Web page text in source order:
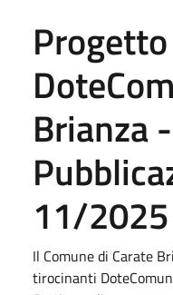
Progetto
Brianza -
11/2025
Il Comune di Carate
tirocinanti